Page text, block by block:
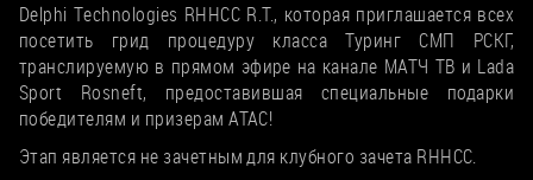
Delphi Tеchnologies RHHCC R.T., которая приглашается всех
посетить грид процедуру класса Туринг СМП РСКГ,
транслируемую в прямом эфире на канале МАТЧ ТВ и Lada
Sport Rosneft, предоставившая специальные подарки
победителям и призерам ATAC!
Этап является не зачетным для клубного зачета RHHCC.